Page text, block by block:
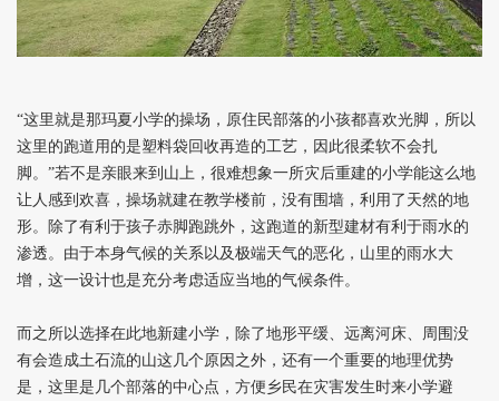
“这里就是那玛夏小学的操场，原住民部落的小孩都喜欢光脚，所以
这里的跑道用的是塑料袋回收再造的工艺，因此很柔软不会扎
脚。”若不是亲眼来到山上，很难想象一所灾后重建的小学能这么地
让人感到欢喜，操场就建在教学楼前，没有围墙，利用了天然的地
形。除了有利于孩子赤脚跑跳外，这跑道的新型建材有利于雨水的
渗透。由于本身气候的关系以及极端天气的恶化，山里的雨水大
增，这一设计也是充分考虑适应当地的气候条件。
而之所以选择在此地新建小学，除了地形平缓、远离河床、周围没
有会造成土石流的山这几个原因之外，还有一个重要的地理优势
是，这里是几个部落的中心点，方便乡民在灾害发生时来小学避